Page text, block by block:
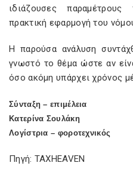
ιδιάζουσες
πρακτική εφαρμογή του
Η παρούσα ανάλυση
γνωστό το θέμα ώστε αν
όσο ακόμη υπάρχει χρόνος
Σύνταξη – επιμέλεια
Κατερίνα Σουλάκη
Λογίστρια – φοροτεχνικός
Πηγή: TAXHEAVEN